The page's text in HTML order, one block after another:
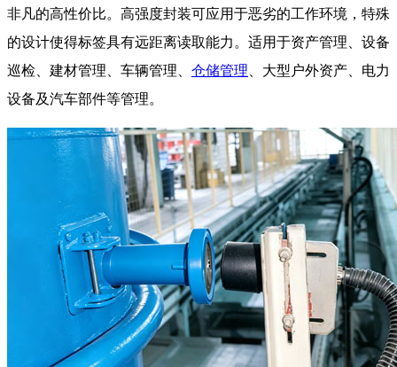
非凡的高性价比。高强度封装可应用于恶劣的工作环境，特殊
的设计使得标签具有远距离读取能力。适用于资产管理、设备
巡检、建材管理、车辆管理、 仓储管理 、大型户外资产、电力
设备及汽车部件等管理。